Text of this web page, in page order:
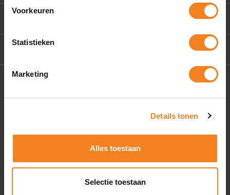
Voorkeuren
Statistieken
Marketing
Details tonen
Alles toestaan
Selectie toestaan